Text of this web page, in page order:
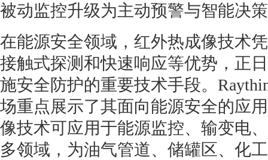
被动监控升级为主动预警与智能决
在能源安全领域，红外热成像技术
接触式探测和快速响应等优势，正
施安全防护的重要技术手段。
场重点展示了其面向能源安全的应
像技术可应用于能源监控、输变电
多领域，为油气管道、储罐区、化